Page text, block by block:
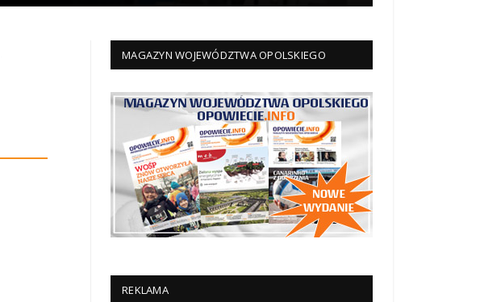
MAGAZYN WOJEWÓDZTWA OPOLSKIEGO
REKLAMA